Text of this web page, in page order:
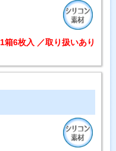
1箱6枚入 ／取り扱いあり